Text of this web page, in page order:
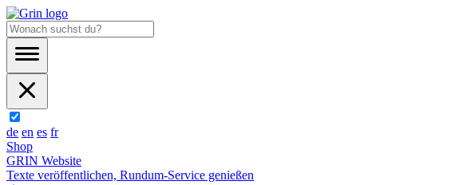
de en es fr
Shop
GRIN Website
Texte veröffentlichen, Rundum-Service genießen